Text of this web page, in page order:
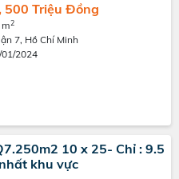
500 Triệu Đồng
2
7, Hồ Chí Minh
01/2024
10 x 25- Chỉ : 9.5
khu vực